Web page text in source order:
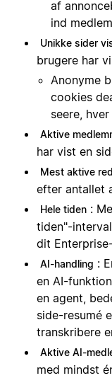
af
ind
Unikke sider
brugere har
Anonyme
cookies
seere,
Aktive
har vist en
Mest aktive
efter antallet
Hele tiden :
tiden"-
dit
AI-handling :
en AI-
en agent,
side-resumé
transkribere
Aktive AI-
med mindst